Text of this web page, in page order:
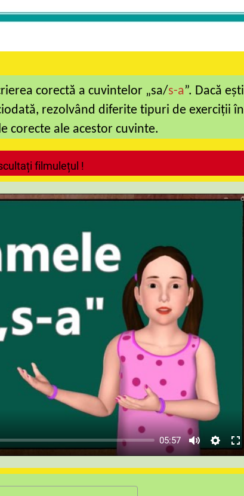
corectă a cuvintelor „sa/s-a”. Dacă ești
rezolvând diferite tipuri de exerciţii în
corecte ale acestor cuvinte.
filmulețul !
05:57